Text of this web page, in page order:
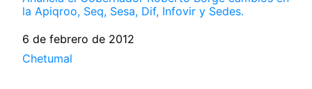
la Apiqroo, Seq, Sesa, Dif, Infovir y Sedes.
Fecha
6 de febrero de 2012
Respecto a
Chetumal